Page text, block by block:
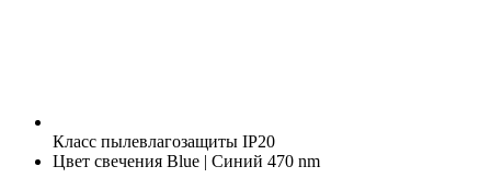
Класс пылевлагозащиты IP20
Цвет свечения Blue | Синий 470 nm